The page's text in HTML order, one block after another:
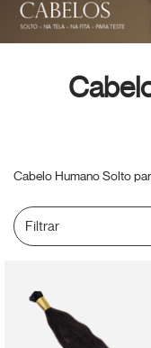
Cabelo Humano Solto
Filtrar